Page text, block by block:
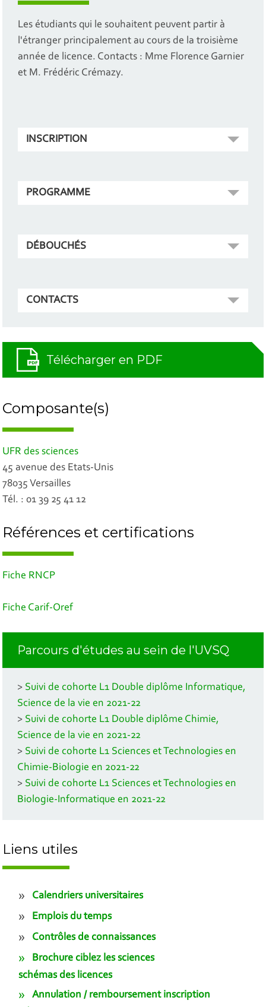
Les étudiants qui le souhaitent peuvent partir à
l'étranger principalement au cours de la troisième
année de licence. Contacts : Mme Florence Garnier
et M. Frédéric Crémazy.
INSCRIPTION
PROGRAMME
DÉBOUCHÉS
CONTACTS
Télécharger en PDF
Composante(s)
UFR des sciences
45 avenue des Etats-Unis
78035 Versailles
Tél. : 01 39 25 41 12
Références et certifications
Fiche RNCP
Fiche Carif-Oref
Parcours d'études au sein de l'UVSQ
> Suivi de cohorte L1 Double diplôme Informatique,
Science de la vie en 2021-22
> Suivi de cohorte L1 Double diplôme Chimie,
Science de la vie en 2021-22
> Suivi de cohorte L1 Sciences et Technologies en
Chimie-Biologie en 2021-22
> Suivi de cohorte L1 Sciences et Technologies en
Biologie-Informatique en 2021-22
Liens utiles
Calendriers universitaires
Emplois du temps
Contrôles de connaissances
Brochure ciblez les sciences
schémas des licences
Annulation / remboursement inscription